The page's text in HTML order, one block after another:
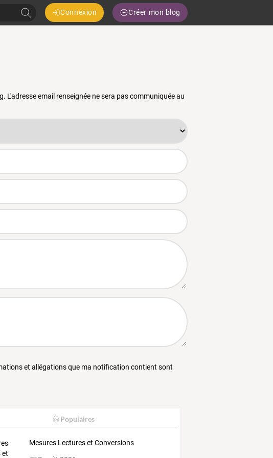
Connexion Créer mon blog
L'adresse email renseignée ne sera pas communiquée au
et allégations que ma notification contient sont
Populaires
Mesures Lectures et Conversions